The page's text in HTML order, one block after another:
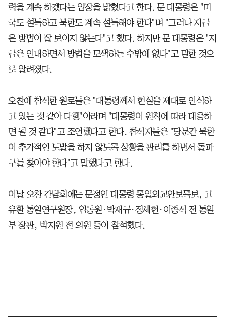
력을 계속 하겠다는 입장을 밝혔다고 한다. 문 대통령은 "미
국도 설득하고 북한도 계속 설득해야 한다"며 "그러나 지금
은 방법이 잘 보이지 않는다"고 했다. 하지만 문 대통령은 "지
금은 인내하면서 방법을 모색하는 수밖에 없다"고 말한 것으
로 알려졌다.
오찬에 참석한 원로들은 "대통령께서 현실을 제대로 인식하
고 있는 것 같아 다행"이라며 "대통령이 원칙에 따라 대응하
면 될 것 같다"고 조언했다고 한다. 참석자들은 "당분간 북한
이 추가적인 도발을 하지 않도록 상황을 관리를 하면서 돌파
구를 찾아야 한다"고 말했다고 한다.
이날 오찬 간담회에는 문정인 대통령 통일외교안보특보, 고
유환 통일연구원장, 임동원·박재규·정세현·이종석 전 통일
부 장관, 박지원 전 의원 등이 참석했다.